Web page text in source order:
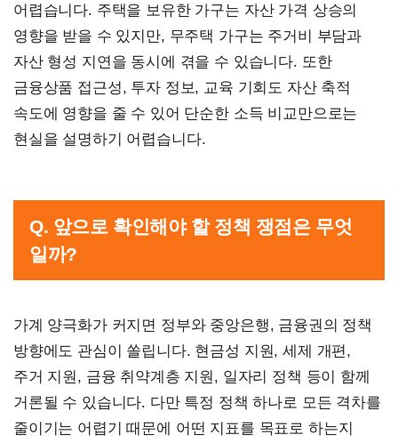
어렵습니다. 주택을 보유한 가구는 자산 가격 상승의
영향을 받을 수 있지만, 무주택 가구는 주거비 부담과
자산 형성 지연을 동시에 겪을 수 있습니다. 또한
금융상품 접근성, 투자 정보, 교육 기회도 자산 축적
속도에 영향을 줄 수 있어 단순한 소득 비교만으로는
현실을 설명하기 어렵습니다.
Q. 앞으로 확인해야 할 정책 쟁점은 무엇
일까?
가계 양극화가 커지면 정부와 중앙은행, 금융권의 정책
방향에도 관심이 쏠립니다. 현금성 지원, 세제 개편,
주거 지원, 금융 취약계층 지원, 일자리 정책 등이 함께
거론될 수 있습니다. 다만 특정 정책 하나로 모든 격차를
줄이기는 어렵기 때문에 어떤 지표를 목표로 하는지